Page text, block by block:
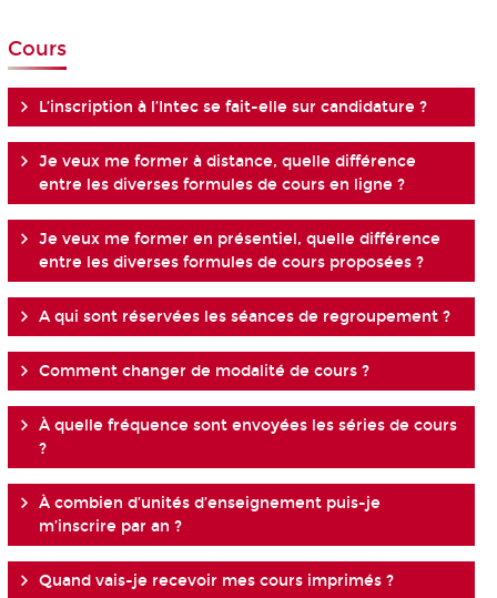
Cours
L’inscription à l’Intec se fait-elle sur candidature ?
Je veux me former à distance, quelle différence
entre les diverses formules de cours en ligne ?
Je veux me former en présentiel, quelle différence
entre les diverses formules de cours proposées ?
A qui sont réservées les séances de regroupement ?
Comment changer de modalité de cours ?
À quelle fréquence sont envoyées les séries de cours
?
À combien d’unités d’enseignement puis-je
m’inscrire par an ?
Quand vais-je recevoir mes cours imprimés ?